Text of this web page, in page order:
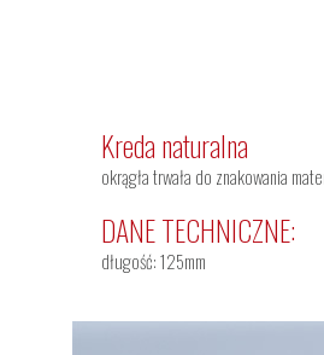
Kreda naturalna
okrągła trwała do znakowania
DANE TECHNICZNE:
długość: 125mm